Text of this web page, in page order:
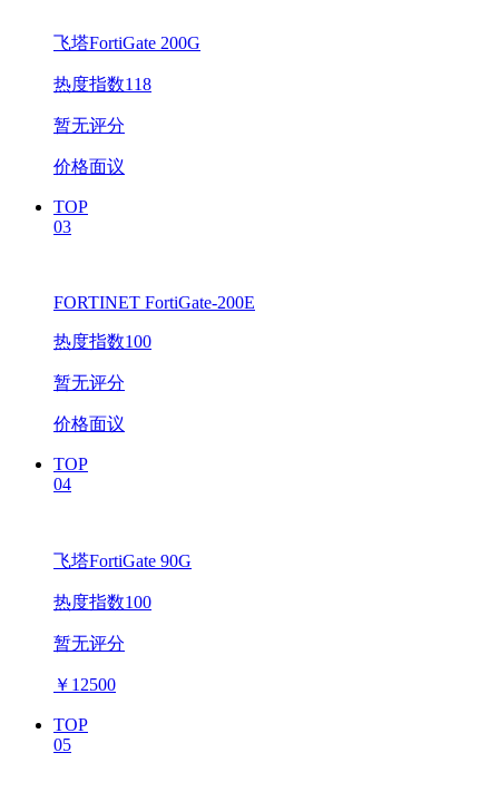
飞塔FortiGate 200G
热度指数118
暂无评分
价格面议
TOP
03
FORTINET FortiGate-200E
热度指数100
暂无评分
价格面议
TOP
04
飞塔FortiGate 90G
热度指数100
暂无评分
￥ 12500
TOP
05